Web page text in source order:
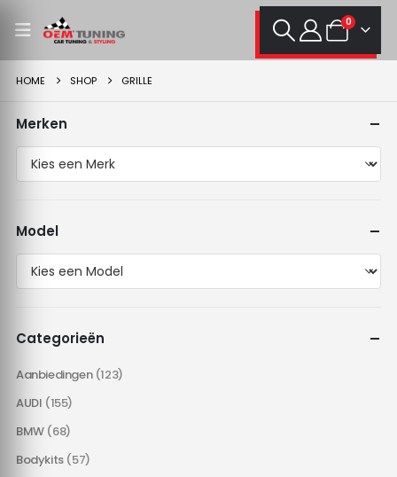
0
HOME SHOP GRILLE
Merken
Model
Categorieën
Aanbiedingen (123)
AUDI (155)
BMW (68)
Bodykits (57)